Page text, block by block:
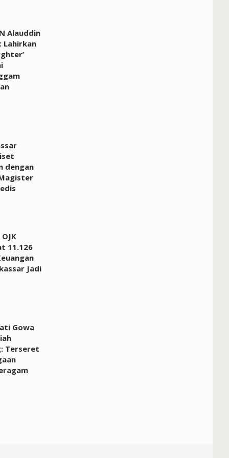
Alauddin
Lahirkan
dengan
11.126
Jadi
Gowa
Terseret